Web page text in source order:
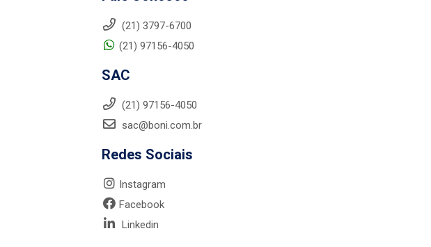
(21) 3797-6700
(21) 97156-4050
SAC
(21) 97156-4050
sac@boni.com.br
Redes Sociais
Instagram
Facebook
Linkedin